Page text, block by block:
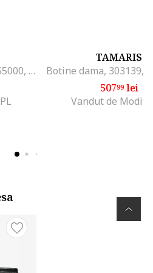
Botine dama 0-187832-55000, Hogl, Piele naturala, Maro, Maro
TAMARIS
50799lei
Vandut de